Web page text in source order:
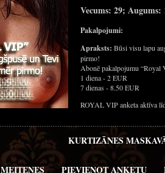
Vecums: 29;
Pakalpojumi:
Apraksts: Būsi visu lapu
pirmo!
Abonē pakalpojumu “Royal
1 diena - 2 EUR
7 dienas - 8.50 EUR
ROYAL VIP anketa aktīva
KURTIZĀNES
MEITENES PIEVIENOT ANKETU